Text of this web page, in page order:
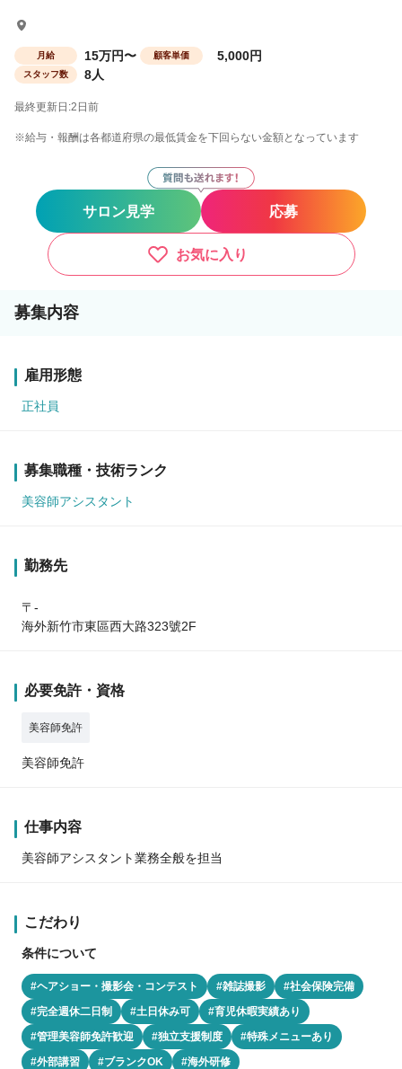
月給 15万円〜 顧客単価 5,000円
スタッフ数 8人
最終更新日:2日前
※給与・報酬は各都道府県の最低賃金を下回らない金額となっています
サロン見学 応募
お気に入り
募集内容
雇用形態
正社員
募集職種・技術ランク
美容師アシスタント
勤務先
〒-
海外新竹市東區西大路323號2F
必要免許・資格
美容師免許
美容師免許
仕事内容
美容師アシスタント業務全般を担当
こだわり
条件について
#ヘアショー・撮影会・コンテスト #雑誌撮影
#社会保険完備
#完全週休二日制
#土日休み可
#育児休暇実績あり
#管理美容師免許歓迎
#独立支援制度
#特殊メニューあり
#外部講習
#ブランクOK #海外研修